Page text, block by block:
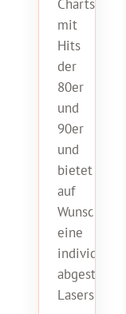
Charts
mit
Hits
der
80er
und
90er
und
bietet
auf
Wunsch
eine
individuell
abgestimmte
Lasershow.